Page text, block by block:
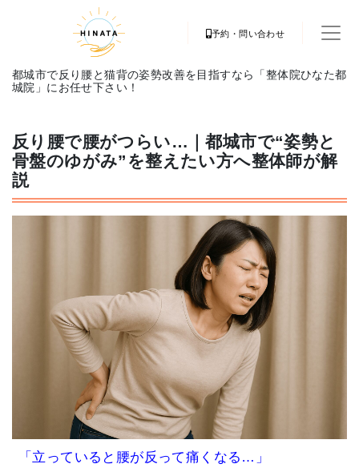
予約・問い合わせ
都城市で反り腰と猫背の姿勢改善を目指すなら「整体院ひなた都
城院」にお任せ下さい！
反り腰で腰がつらい…｜都城市で“姿勢と
骨盤のゆがみ”を整えたい方へ整体師が解
説
「立っていると腰が反って痛くなる…」